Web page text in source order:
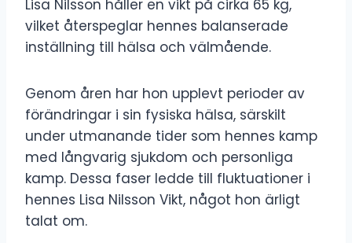
Lisa Nilsson håller en vikt på cirka 65 kg,
vilket återspeglar hennes balanserade
inställning till hälsa och välmående.
Genom åren har hon upplevt perioder av
förändringar i sin fysiska hälsa, särskilt
under utmanande tider som hennes kamp
med långvarig sjukdom och personliga
kamp. Dessa faser ledde till fluktuationer i
hennes Lisa Nilsson Vikt, något hon ärligt
talat om.